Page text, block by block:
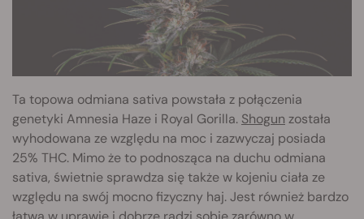
Ta topowa odmiana sativa powstała z połączenia
genetyki Amnesia Haze i Royal Gorilla. Shogun została
wyhodowana ze względu na moc i zazwyczaj posiada
25% THC. Mimo że to podnosząca na duchu odmiana
sativa, świetnie sprawdza się także w kojeniu ciała ze
względu na swój mocno fizyczny haj. Jest również bardzo